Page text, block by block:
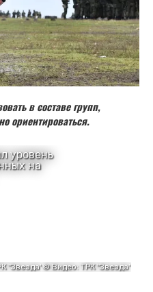
в составе групп,
ориентироваться.